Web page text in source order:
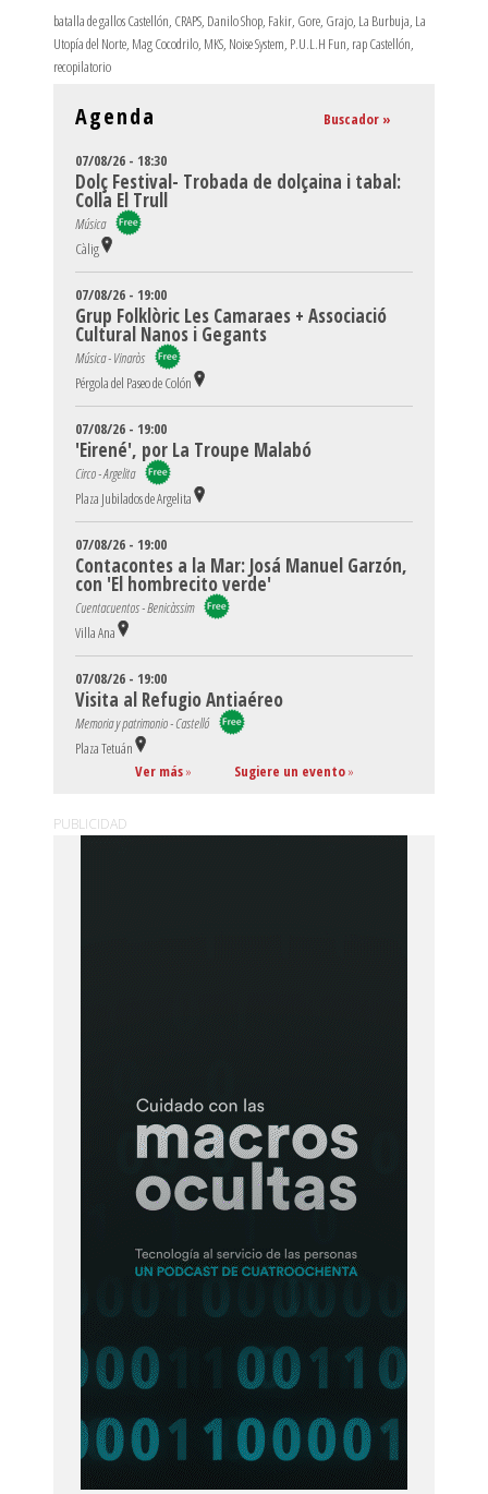
batalla de gallos Castellón, CRAPS, Danilo Shop, Fakir, Gore, Grajo, La Burbuja, La
Utopía del Norte, Mag Cocodrilo, MKS, Noise System, P.U.L.H Fun, rap Castellón,
recopilatorio
Agenda Buscador »
07/08/26 - 18:30
Dolç Festival- Trobada de dolçaina i tabal:
Colla El Trull
Música
Càlig
07/08/26 - 19:00
Grup Folklòric Les Camaraes + Associació
Cultural Nanos i Gegants
Música - Vinaròs
Pérgola del Paseo de Colón
07/08/26 - 19:00
'Eirené', por La Troupe Malabó
Circo - Argelita
Plaza Jubilados de Argelita
07/08/26 - 19:00
Contacontes a la Mar: Josá Manuel Garzón,
con 'El hombrecito verde'
Cuentacuentos - Benicàssim
Villa Ana
07/08/26 - 19:00
Visita al Refugio Antiaéreo
Memoria y patrimonio - Castelló
Plaza Tetuán
Ver más» Sugiere un evento»
PUBLICIDAD